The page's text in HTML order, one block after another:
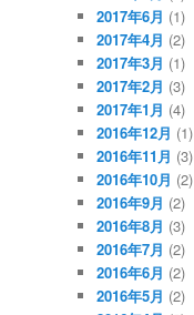
2017年6月 (1)
2017年4月 (2)
2017年3月 (1)
2017年2月 (3)
2017年1月 (4)
2016年12月 (1)
2016年11月 (3)
2016年10月 (2)
2016年9月 (2)
2016年8月 (3)
2016年7月 (2)
2016年6月 (2)
2016年5月 (2)